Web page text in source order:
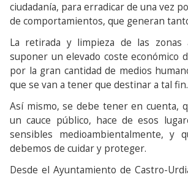
ciudadanía, para erradicar de una vez
de comportamientos, que generan
La retirada y limpieza de las zonas
suponer un elevado coste económico
por la gran cantidad de medios
que se van a tener que destinar a tal fin.
Así mismo, se debe tener en cuenta,
un cauce público, hace de esos
sensibles medioambientalmente, y
debemos de cuidar y proteger.
Desde el Ayuntamiento de Castro-